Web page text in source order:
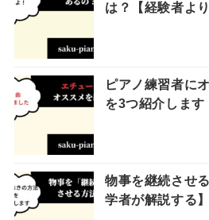
は？【経験者より
ピアノ練習者に
を3つ紹介します
物事を継続させ
学者が解説する】